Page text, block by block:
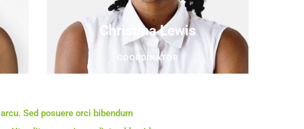
Christina Lewis
COORDINATOR
Sed posuere orci bibendum